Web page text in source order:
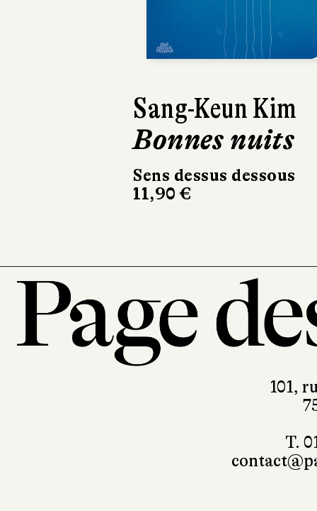
Sang-Keun Kim
Bonnes nuits
Sens dessus dessous
11,90 €
101,
T.